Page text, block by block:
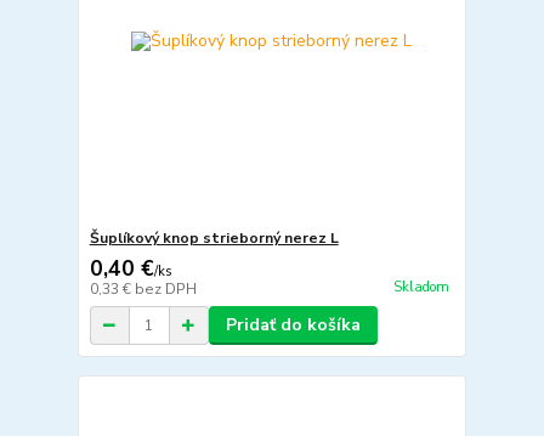
Šuplíkový knop strieborný nerez L
0,40 €/ks
0,33 € bez DPH Skladom
Pridať do košíka